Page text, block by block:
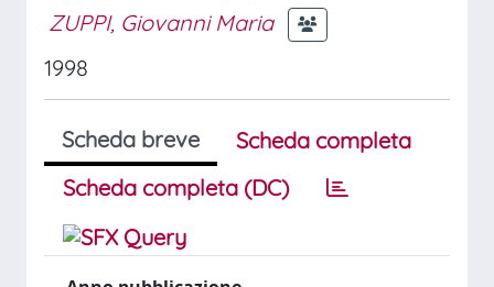
ZUPPI, Giovanni Maria
1998
Scheda breve
Scheda completa
Scheda completa (DC)